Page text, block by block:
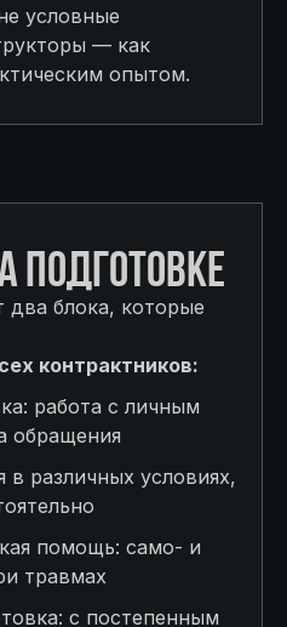
условные
— как
опытом.
ПОДГОТОВКЕ
блока, которые
контрактников:
работа с личным
обращения
в различных условиях,
помощь: само- и
травмах
с постепенным